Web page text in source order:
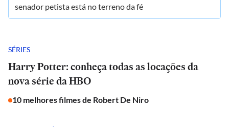
senador petista está no terreno da fé
SÉRIES
Harry Potter: conheça todas as locações da
nova série da HBO
10 melhores filmes de Robert De Niro